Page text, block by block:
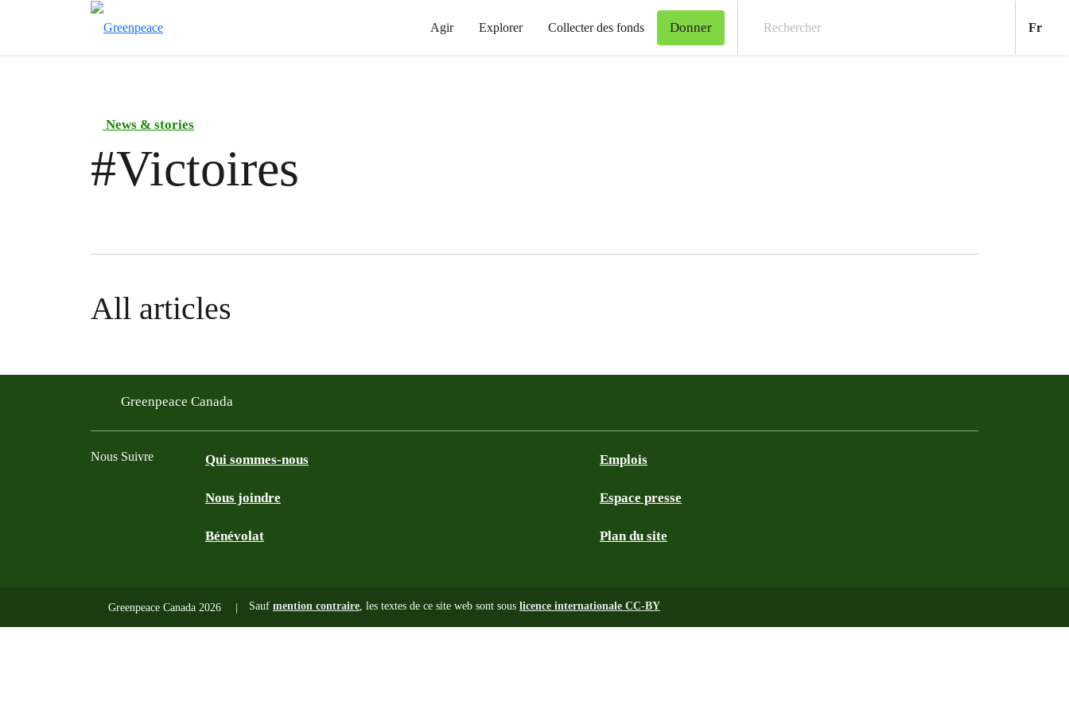
Agir Explorer Collecter des fonds Donner Fr
News & stories
#Victoires
All articles
Greenpeace Canada
Nous Suivre Qui sommes-nous
Nous joindre
Bénévolat
Emplois
Espace presse
Plan du site
Greenpeace Canada 2026 Sauf mention contraire, les textes de ce site web sont sous licence internationale CC-BY